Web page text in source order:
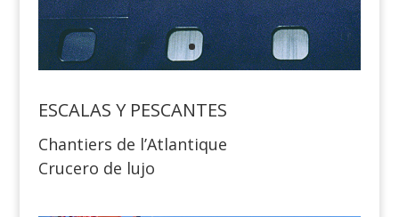
ESCALAS Y PESCANTES
Chantiers de l’Atlantique
Crucero de lujo